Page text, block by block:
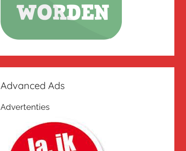
Advanced Ads
Advertenties